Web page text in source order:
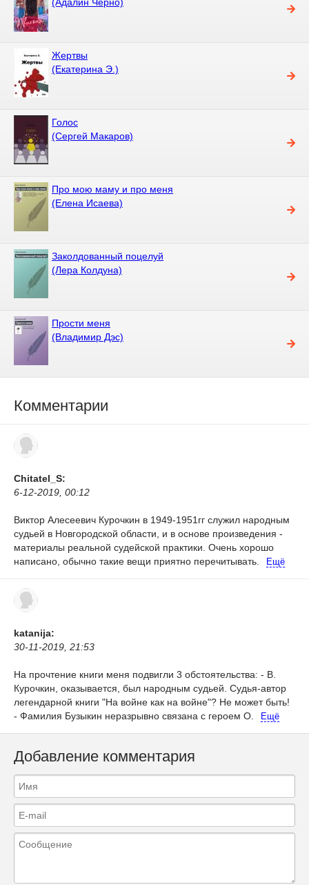
Жертвы
(Екатерина Э.)
Голос
(Сергей Макаров)
Про мою маму и про меня
(Елена Исаева)
Заколдованный поцелуй
(Лера Колдуна)
Прости меня
(Владимир Дэс)
Комментарии
Chitatel_S:
6-12-2019, 00:12
Виктор Алесеевич Курочкин в 1949-1951гг служил народным
судьей в Новгородской области, и в основе произведения -
материалы реальной судейской практики. Очень хорошо
написано, обычно такие вещи приятно перечитывать.
Ещё
katanija:
30-11-2019, 21:53
На прочтение книги меня подвигли 3 обстоятельства: - В.
Курочкин, оказывается, был народным судьей. Судья-автор
легендарной книги "На войне как на войне"? Не может быть!
- Фамилия Бузыкин неразрывно связана с героем О.
Ещё
Добавление комментария